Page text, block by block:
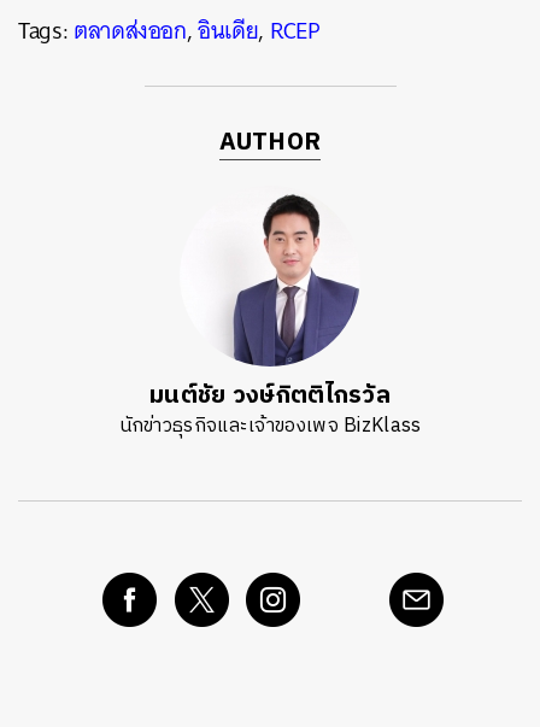
Tags:ตลาดส่งออก,อินเดีย, RCEP
AUTHOR
มนต์ชัย วงษ์กิตติไกรวัล
นักข่าวธุรกิจและเจ้าของเพจ BizKlass